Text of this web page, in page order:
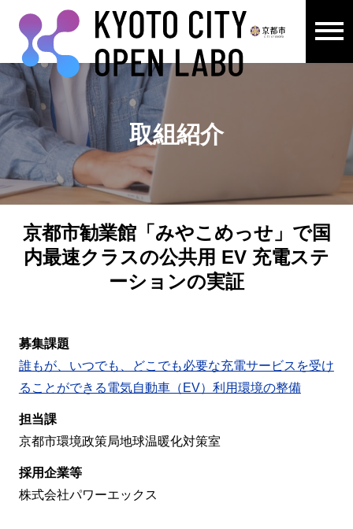
ここから本文です。
取組紹介
京都市勧業館「みやこめっせ」で国
内最速クラスの公共用 EV 充電ステ
ーションの実証
募集課題
誰もが、いつでも、どこでも必要な充電サービスを受け
ることができる電気自動車（EV）利用環境の整備
担当課
京都市環境政策局地球温暖化対策室
採用企業等
株式会社パワーエックス